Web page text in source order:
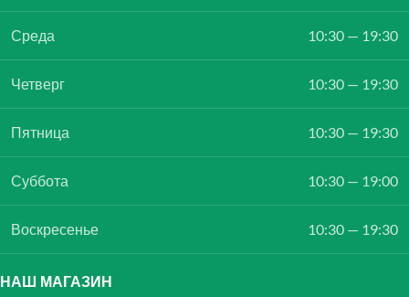
Среда 10:30 — 19:30
Четверг 10:30 — 19:30
Пятница 10:30 — 19:30
Суббота 10:30 — 19:00
Воскресенье 10:30 — 19:30
НАШ МАГАЗИН